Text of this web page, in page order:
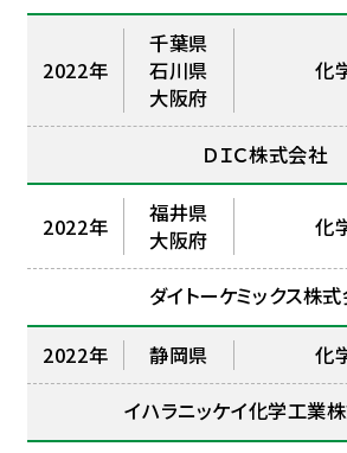
2022年
千葉県
石川県
大阪府
化
ＤＩＣ株式会社
2022年
福井県
大阪府
化
ダイトーケミックス株
2022年 静岡県
化
イハラニッケイ化学工業